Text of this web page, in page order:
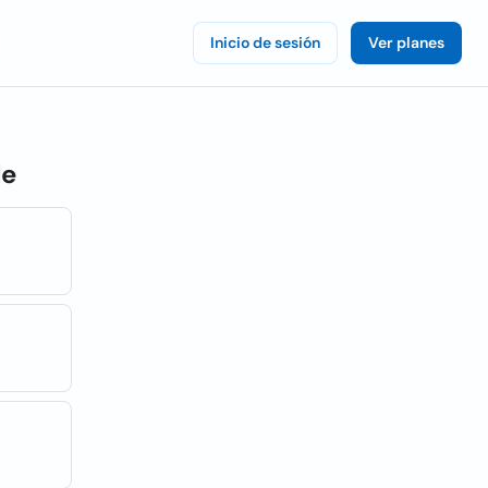
Inicio de sesión Ver planes